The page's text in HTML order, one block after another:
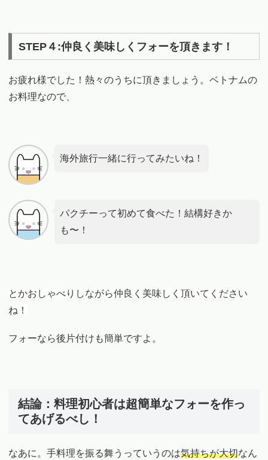
STEP４:仲良く美味しくフォーを頂きます！
お疲れ様でした！熱々のうちに頂きましょう。ベトナムの
お料理なので、
海外旅行一緒に行ってみたいね！
パクチーって初めて食べた！結構好きか
も〜！
とかおしゃべりしながら仲良く美味しく頂いてください
ね！
フォーなら後片付けも簡単ですよ。
結論：料理初心者は超簡単なフォーを作っ
てあげるべし！
なあに。手料理を振る舞うっていうのは気持ちが大切なん